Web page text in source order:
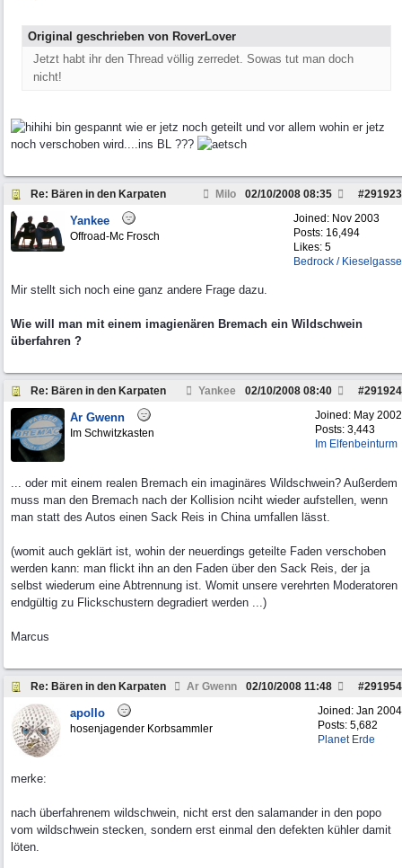
Original geschrieben von RoverLover
Jetzt habt ihr den Thread völlig zerredet. Sowas tut man doch
nicht!
bin gespannt wie er jetz noch geteilt und vor allem wohin er jetz
noch verschoben wird....ins BL ???
Re: Bären in den Karpaten Milo #291923
02/10/2008 08:35
Joined: Nov 2003
Posts: 16,494
Likes: 5
Bedrock / Kieselgasse
Yankee
Offroad-Mc Frosch
Mir stellt sich noch eine ganz andere Frage dazu.
Wie will man mit einem imagienären Bremach ein Wildschwein
überfahren ?
Re: Bären in den Karpaten Yankee #291924
02/10/2008 08:40
Joined: May 2002
Posts: 3,443
Im Elfenbeinturm
Ar Gwenn
Im Schwitzkasten
... oder mit einem realen Bremach ein imaginäres Wildschwein? Außerdem
muss man den Bremach nach der Kollision nciht wieder aufstellen, wenn
man statt des Autos einen Sack Reis in China umfallen lässt.
(womit auch geklärt ist, wohin der neuerdings geteilte Faden verschoben
werden kann: man flickt ihn an den Faden über den Sack Reis, der ja
selbst wiederum eine Abtrennung ist. Womit unsere verehrten Moderatoren
endgültig zu Flickschustern degradiert werden ...)
Marcus
Re: Bären in den Karpaten Ar Gwenn #291954
02/10/2008 11:48
Joined: Jan 2004
Posts: 5,682
Planet Erde
apollo
hosenjagender Korbsammler
merke:
nach überfahrenem wildschwein, nicht erst den salamander in den popo
vom wildschwein stecken, sondern erst einmal den defekten kühler damit
löten.